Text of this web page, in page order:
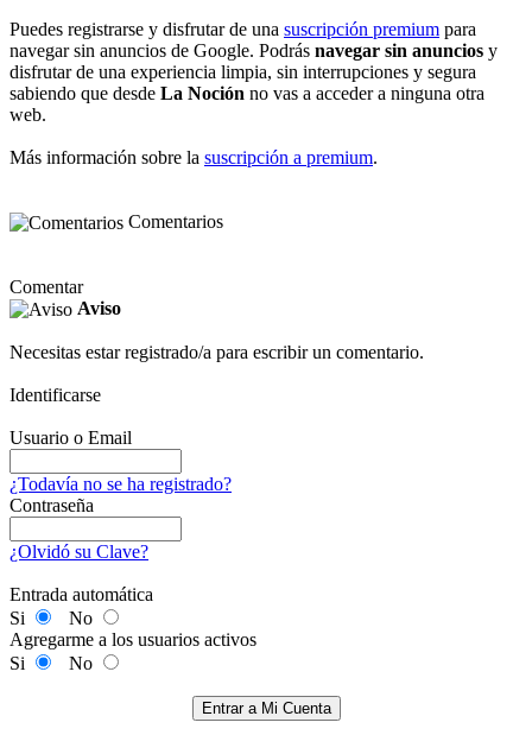
Puedes registrarse y disfrutar de una suscripción premium para
navegar sin anuncios de Google. Podrás navegar sin anuncios y
disfrutar de una experiencia limpia, sin interrupciones y segura
sabiendo que desde La Noción no vas a acceder a ninguna otra
web.
Más información sobre la suscripción a premium.
Comentarios
Comentar
Aviso
Necesitas estar registrado/a para escribir un comentario.
Identificarse
Usuario o Email
¿Todavía no se ha registrado?
Contraseña
¿Olvidó su Clave?
Entrada automática
Si
No
Agregarme a los usuarios activos
Si
No
Entrar a Mi Cuenta